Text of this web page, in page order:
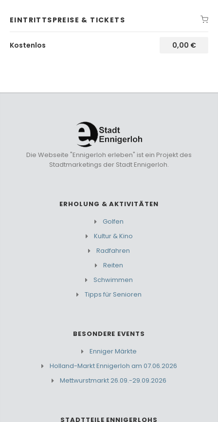
EINTRITTSPREISE & TICKETS
Kostenlos 0,00 €
Die Webseite "Ennigerloh erleben" ist ein Projekt des
Stadtmarketings der Stadt Ennigerloh.
ERHOLUNG & AKTIVITÄTEN
Golfen
Kultur & Kino
Radfahren
Reiten
Schwimmen
Tipps für Senioren
BESONDERE EVENTS
Enniger Märkte
Holland-Markt Ennigerloh am 07.06.2026
Mettwurstmarkt 26.09.-29.09.2026
STADTTEILE ENNIGERLOHS